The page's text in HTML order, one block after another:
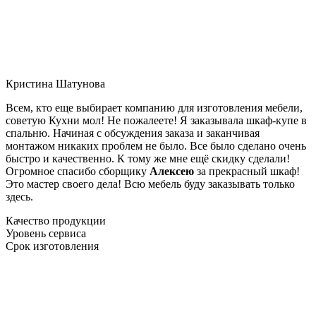
Кристина Шатунова
Всем, кто еще выбирает компанию для изготовления мебели,
советую Кухни мол! Не пожалеете! Я заказывала шкаф-купе в
спальню. Начиная с обсуждения заказа и заканчивая
монтажом никаких проблем не было. Все было сделано очень
быстро и качественно. К тому же мне ещё скидку сделали!
Огромное спасибо сборщику Алексею за прекрасный шкаф!
Это мастер своего дела! Всю мебель буду заказывать только
здесь.
Качество продукции
Уровень сервиса
Срок изготовления